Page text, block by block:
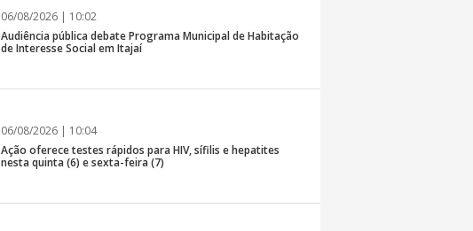
06/08/2026 | 10:02
Audiência pública debate Programa Municipal de Habitação
de Interesse Social em Itajaí
06/08/2026 | 10:04
Ação oferece testes rápidos para HIV, sífilis e hepatites
nesta quinta (6) e sexta-feira (7)